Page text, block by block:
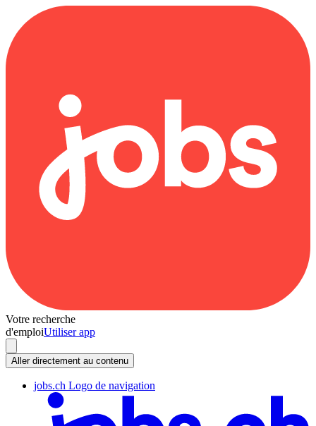
Votre recherche
d'emploiUtiliser app
Aller directement au contenu
jobs.ch Logo de navigation